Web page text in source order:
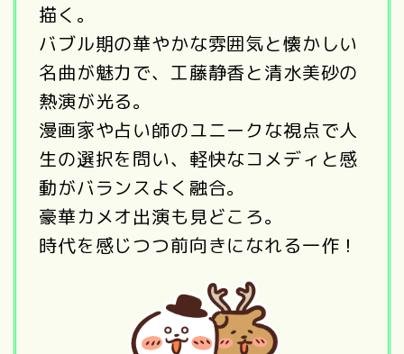
描く。
バブル期の華やかな雰囲気と懐かしい
名曲が魅力で、工藤静香と清水美砂の
熱演が光る。
漫画家や占い師のユニークな視点で人
生の選択を問い、軽快なコメディと感
動がバランスよく融合。
豪華カメオ出演も見どころ。
時代を感じつつ前向きになれる一作！